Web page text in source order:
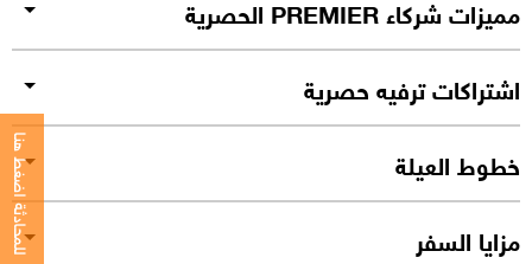
للمحادثة اضغط هنا
مميزات شركاء PREMIER الحصرية
اشتراكات ترفيه حصرية
خطوط العيلة
مزايا السفر